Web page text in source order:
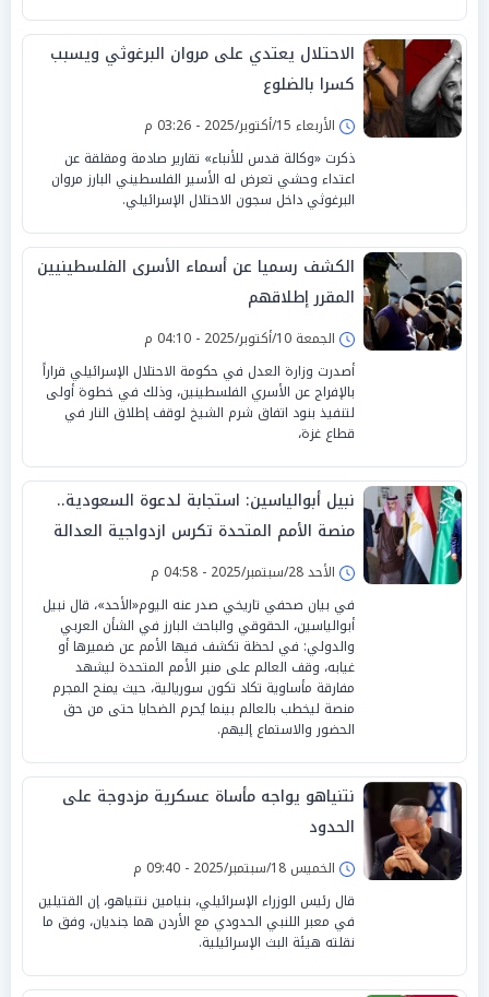
الاحتلال يعتدي على مروان البرغوثي ويسبب
كسرا بالضلوع
الأربعاء 15/أكتوبر/2025 - 03:26 م
ذكرت «وكالة قدس للأنباء» تقارير صادمة ومقلقة عن
اعتداء وحشي تعرض له الأسير الفلسطيني البارز مروان
البرغوثي داخل سجون الاحتلال الإسرائيلي.
الكشف رسميا عن أسماء الأسرى الفلسطينيين
المقرر إطلاقهم
الجمعة 10/أكتوبر/2025 - 04:10 م
أصدرت وزارة العدل في حكومة الاحتلال الإسرائيلي قراراً
بالإفراج عن الأسري الفلسطينين، وذلك في خطوة أولى
لتنفيذ بنود اتفاق شرم الشيخ لوقف إطلاق النار في
قطاع غزة،
نبيل أبوالياسين: استجابة لدعوة السعودية..
منصة الأمم المتحدة تكرس ازدواجية العدالة
الأحد 28/سبتمبر/2025 - 04:58 م
في بيان صحفي تاريخي صدر عنه اليوم«الأحد»، قال نبيل
أبوالياسين، الحقوقي والباحث البارز في الشأن العربي
والدولي: في لحظة تكشف فيها الأمم عن ضميرها أو
غيابه، وقف العالم على منبر الأمم المتحدة ليشهد
مفارقة مأساوية تكاد تكون سوريالية، حيث يمنح المجرم
منصة ليخطب بالعالم بينما يُحرم الضحايا حتى من حق
الحضور والاستماع إليهم.
نتنياهو يواجه مأساة عسكرية مزدوجة على
الحدود
الخميس 18/سبتمبر/2025 - 09:40 م
قال رئيس الوزراء الإسرائيلي، بنيامين نتنياهو، إن القتيلين
في معبر اللنبي الحدودي مع الأردن هما جنديان، وفق ما
نقلته هيئة البث الإسرائيلية.